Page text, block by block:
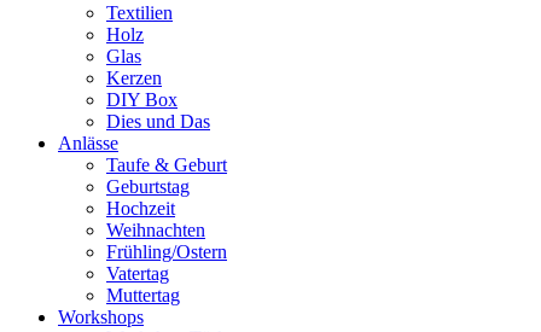
Textilien
Holz
Glas
Kerzen
DIY Box
Dies und Das
Anlässe
Taufe & Geburt
Geburtstag
Hochzeit
Weihnachten
Frühling/Ostern
Vatertag
Muttertag
Workshops